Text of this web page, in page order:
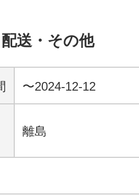
送・その他
〜2024-12-12
離島